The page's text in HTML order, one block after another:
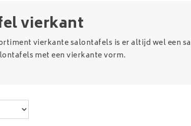
vierkant
vierkante salontafels is er altijd wel een
met een vierkante vorm.